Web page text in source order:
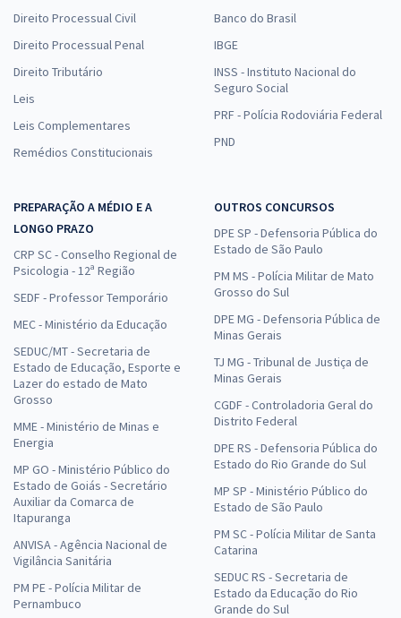
Direito Processual Civil
Direito Processual Penal
Direito Tributário
Leis
Leis Complementares
Remédios Constitucionais
Banco do Brasil
IBGE
INSS - Instituto Nacional do
Seguro Social
PRF - Polícia Rodoviária Federal
PND
PREPARAÇÃO A MÉDIO E A
LONGO PRAZO
CRP SC - Conselho Regional de
Psicologia - 12ª Região
SEDF - Professor Temporário
MEC - Ministério da Educação
SEDUC/MT - Secretaria de
Estado de Educação, Esporte e
Lazer do estado de Mato
Grosso
MME - Ministério de Minas e
Energia
MP GO - Ministério Público do
Estado de Goiás - Secretário
Auxiliar da Comarca de
Itapuranga
ANVISA - Agência Nacional de
Vigilância Sanitária
PM PE - Polícia Militar de
Pernambuco
OUTROS CONCURSOS
DPE SP - Defensoria Pública do
Estado de São Paulo
PM MS - Polícia Militar de Mato
Grosso do Sul
DPE MG - Defensoria Pública de
Minas Gerais
TJ MG - Tribunal de Justiça de
Minas Gerais
CGDF - Controladoria Geral do
Distrito Federal
DPE RS - Defensoria Pública do
Estado do Rio Grande do Sul
MP SP - Ministério Público do
Estado de São Paulo
PM SC - Polícia Militar de Santa
Catarina
SEDUC RS - Secretaria de
Estado da Educação do Rio
Grande do Sul